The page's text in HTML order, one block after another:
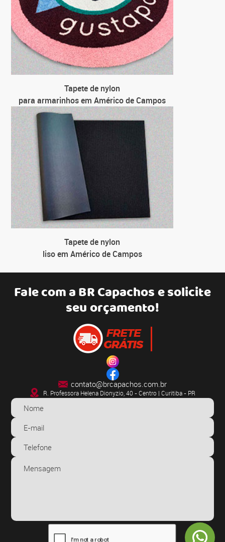
Tapete de nylon
para armarinhos em Américo de Campos
Tapete de nylon
liso em Américo de Campos
Fale com aBR Capachose solicite
seu orçamento!
contato@brcapachos.com.br
R. Professora Helena Dionyzio, 40 - Centro | Curitiba - PR